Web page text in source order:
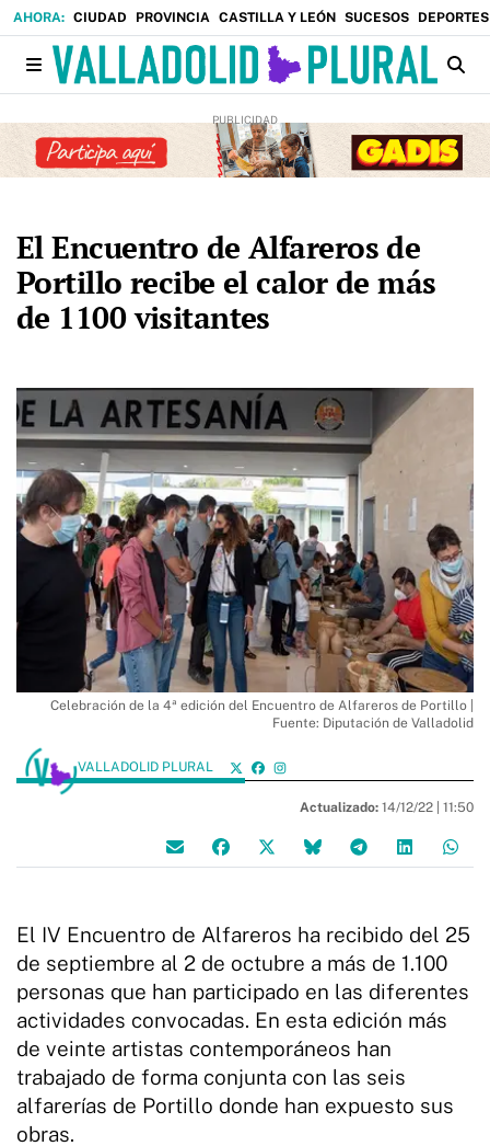
CIUDAD PROVINCIA CASTILLA Y LEÓN SUCESOS DEPORTES
El Encuentro de Alfareros de
Portillo recibe el calor de más
de 1100 visitantes
Celebración de la 4ª edición del Encuentro de Alfareros de Portillo |
Fuente: Diputación de Valladolid
VALLADOLID PLURAL
Actualizado: 14/12/22 | 11:50
El IV Encuentro de Alfareros ha recibido del 25
de septiembre al 2 de octubre a más de 1.100
personas que han participado en las diferentes
actividades convocadas. En esta edición más
de veinte artistas contemporáneos han
trabajado de forma conjunta con las seis
alfarerías de Portillo donde han expuesto sus
obras.